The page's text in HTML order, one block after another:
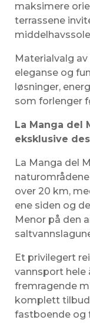
maksimere
terrassene
Materialvalg
eleganse og
løsninger,
som forlenger
La Manga del
eksklusive
La Manga del
over 20 km,
ene siden og
Menor på den
Et privilegert
vannsport hele
fremragende
komplett
fastboende og